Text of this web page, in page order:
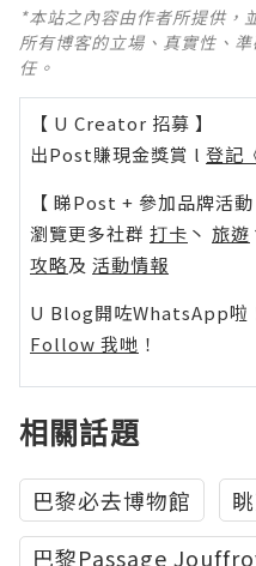
*本站之內容由作者所提供，
所有博客的立場、真實性、
任。
【 U Creator 招募 】
出Post賺現金獎賞 l 登記
【 睇Post + 參加品牌活動
瀏覽更多社群 打卡 丶 旅遊
攻略及 活動情報
U Blog開咗WhatsApp啦
Follow 我哋 ！
相關話題
巴黎必去博物館
巴黎Passage